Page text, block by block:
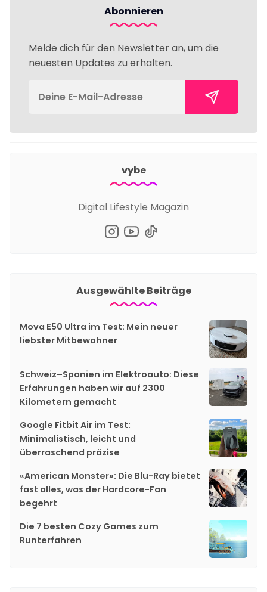
Abonnieren
Melde dich für den Newsletter an, um die
neuesten Updates zu erhalten.
vybe
Digital Lifestyle Magazin
Ausgewählte Beiträge
Mova E50 Ultra im Test: Mein neuer
liebster Mitbewohner
Schweiz–Spanien im Elektroauto: Diese
Erfahrungen haben wir auf 2300
Kilometern gemacht
Google Fitbit Air im Test:
Minimalistisch, leicht und
überraschend präzise
«American Monster»: Die Blu-Ray bietet
fast alles, was der Hardcore-Fan
begehrt
Die 7 besten Cozy Games zum
Runterfahren